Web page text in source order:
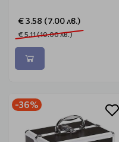
€ 3.58 (7.00 лв.)
€ 5.11 (10.00 лв.)
-36%